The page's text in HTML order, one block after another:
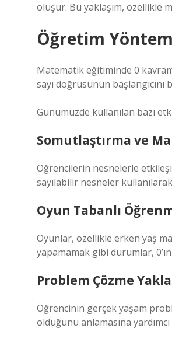
oluşur. Bu yaklaşım, özellikle
Öğretim
Matematik eğitiminde 0
sayı doğrusunun
Günümüzde kullanılan bazı
Somutlaştırma ve
Öğrencilerin nesnelerle
sayılabilir nesneler
Oyun Tabanlı
Oyunlar, özellikle erken yaş
yapamamak gibi durumlar,
Problem Çözme
Öğrencinin gerçek yaşam
olduğunu anlamasına